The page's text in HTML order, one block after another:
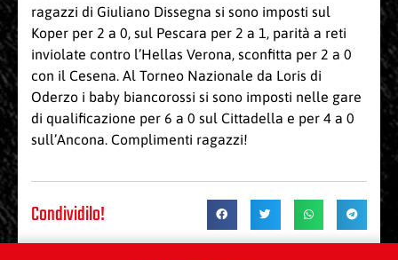
ragazzi di Giuliano Dissegna si sono imposti sul
Koper per 2 a 0, sul Pescara per 2 a 1, parità a reti
inviolate contro l’Hellas Verona, sconfitta per 2 a 0
con il Cesena. Al Torneo Nazionale da Loris di
Oderzo i baby biancorossi si sono imposti nelle gare
di qualificazione per 6 a 0 sul Cittadella e per 4 a 0
sull’Ancona. Complimenti ragazzi!
Condividilo!